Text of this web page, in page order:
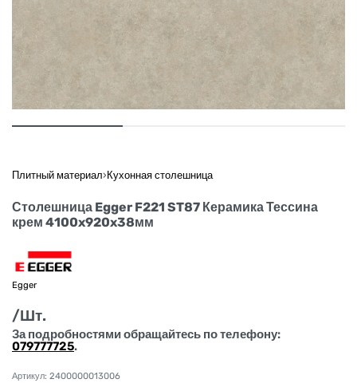
Плитный материал› Кухонная столешница
Столешница Egger F221 ST87 Керамика Тессина
крем 4100x920x38мм
Egger
/Шт.
За подробностями обращайтесь по телефону:
079777725.
2400000013006